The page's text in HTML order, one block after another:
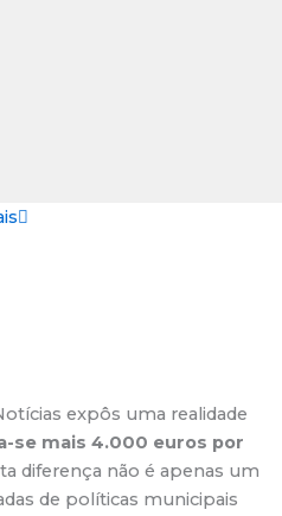
expôs uma realidade
se mais 4.000 euros por
diferença não é apenas um
de políticas municipais